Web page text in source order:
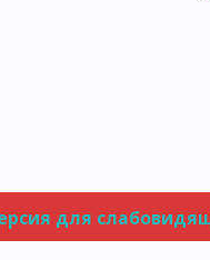
для